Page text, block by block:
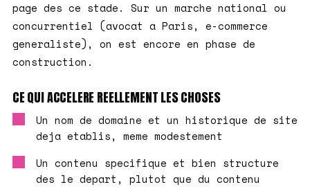
page des ce stade. Sur un marche national ou
concurrentiel (avocat a Paris, e-commerce
generaliste), on est encore en phase de
construction.
CE QUI ACCELERE REELLEMENT LES CHOSES
Un nom de domaine et un historique de site
deja etablis, meme modestement
Un contenu specifique et bien structure
des le depart, plutot que du contenu